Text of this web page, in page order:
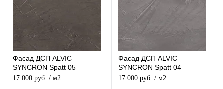
Фасад ДСП ALVIC
SYNCRON Spatt 05
Структурный
17 000 руб. / м2
Фасад ДСП ALVIC
SYNCRON Spatt 04
Структурный
17 000 руб. / м2